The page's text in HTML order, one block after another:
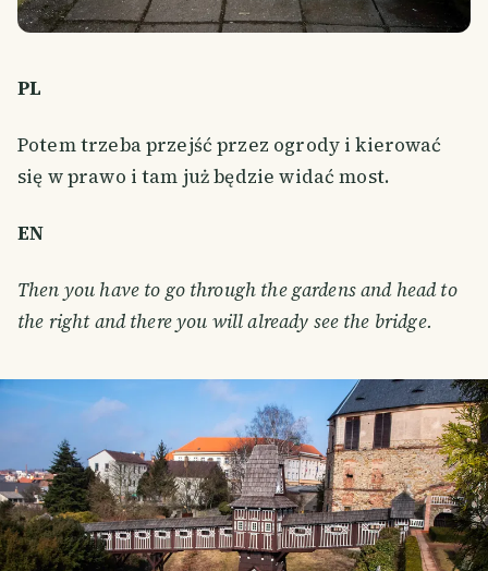
PL
Potem trzeba przejść przez ogrody i kierować
się w prawo i tam już będzie widać most.
EN
Then you have to go through the gardens and head to
the right and there you will already see the bridge.